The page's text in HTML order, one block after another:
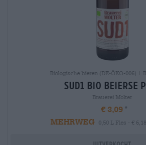
Biologische bieren (DE-ÖKO-006) |
sud1 bio Beierse
Brauerei Molter
€ 3,09
MEHRWEG
0,50 L Fles - €